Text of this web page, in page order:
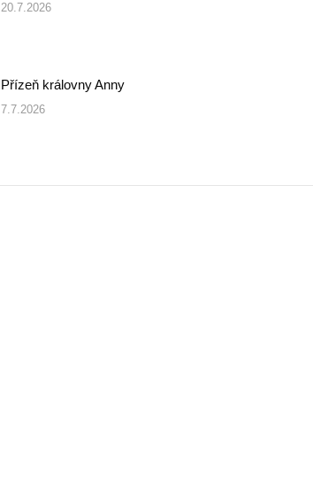
20.7.2026
Přízeň královny Anny
7.7.2026